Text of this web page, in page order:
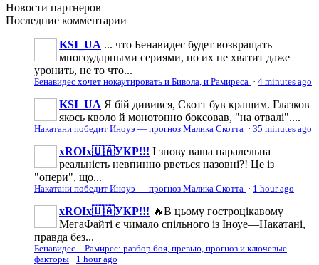
Новости партнеров
Последние комментарии
KSI_UA ... что Бенавидес будет возвращать
многоударными сериями, но их не хватит даже
уронить, не то что...
Бенавидес хочет нокаутировать и Бивола, и Рамиреса · 4 minutes ago
KSI_UA Я бій дивився, Скотт був кращим. Глазков
якось кволо й монотонно боксовав, "на отвалі"....
Накатани победит Иноуэ — прогноз Малика Скотта · 35 minutes ago
xROIx🇺🇦УКР!!! І знову ваша паралельна
реальність невпинно рветься назовні?! Це із
"опери", що...
Накатани победит Иноуэ — прогноз Малика Скотта · 1 hour ago
xROIx🇺🇦УКР!!! 🔥В цьому гостроцікавому
МегаФайті є чимало спільного із Іноуе—Накатані,
правда без...
Бенавидес – Рамирес: разбор боя, превью, прогноз и ключевые
факторы · 1 hour ago